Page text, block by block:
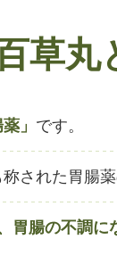
草丸
」 です。
された胃腸
胃腸の不調